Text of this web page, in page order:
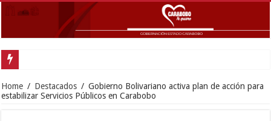
Home / Destacados / Gobierno Bolivariano activa plan de acción para
estabilizar Servicios Públicos en Carabobo